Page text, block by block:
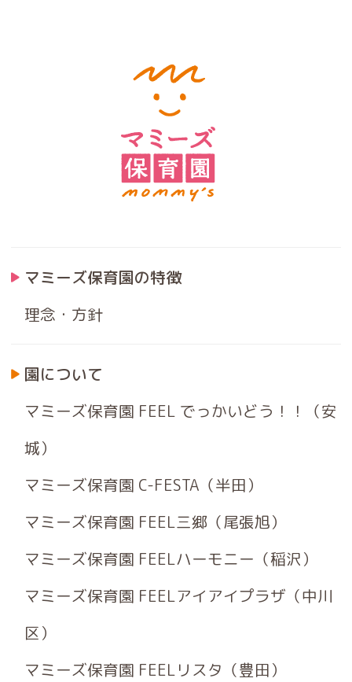
マミーズ保育園の特徴
理念・方針
園について
マミーズ保育園 FEEL でっかいどう！！（安
城）
マミーズ保育園 C-FESTA（半田）
マミーズ保育園 FEEL三郷（尾張旭）
マミーズ保育園 FEELハーモニー（稲沢）
マミーズ保育園 FEELアイアイプラザ（中川
区）
マミーズ保育園 FEELリスタ（豊田）